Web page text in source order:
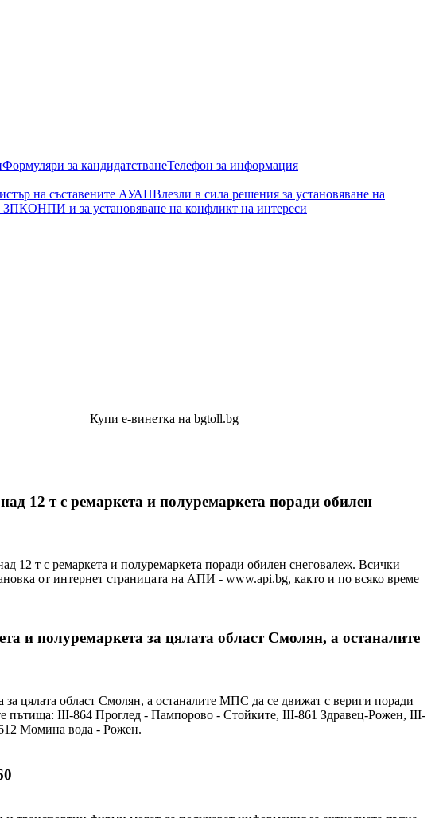
Формуляри за кандидатстванеТелефон за информация
на съставените АУАНВлезли в сила решения за установяване на
ЗПКОНПИ и за установяване на конфликт на интереси
Купи е-винетка на bgtoll.bg
12 т с ремаркета и полуремаркета поради обилен
т с ремаркета и полуремаркета поради обилен снеговалеж. Всички
от интернет страницата на АПИ - www.api.bg, както и по всяко време
и полуремаркета за цялата област Смолян, а останалите
цялата област Смолян, а останалите МПС да се движат с вериги поради
пътища: III-864 Проглед - Пампорово - Стойките, III-861 Здравец-Рожен, III-
Момина вода - Рожен.